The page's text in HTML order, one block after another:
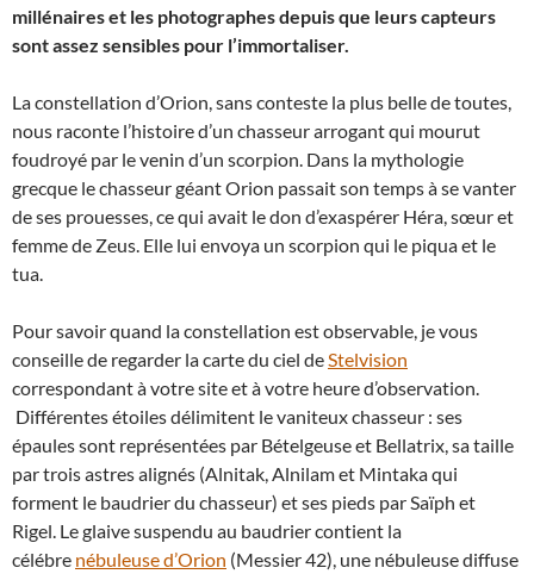
millénaires et les photographes depuis que leurs capteurs
sont assez sensibles pour l’immortaliser.
La constellation d’Orion, sans conteste la plus belle de toutes,
nous raconte l’histoire d’un chasseur arrogant qui mourut
foudroyé par le venin d’un scorpion. Dans la mythologie
grecque le chasseur géant Orion passait son temps à se vanter
de ses prouesses, ce qui avait le don d’exaspérer Héra, sœur et
femme de Zeus. Elle lui envoya un scorpion qui le piqua et le
tua.
Pour savoir quand la constellation est observable, je vous
conseille de regarder la carte du ciel de Stelvision
correspondant à votre site et à votre heure d’observation.
Différentes étoiles délimitent le vaniteux chasseur : ses
épaules sont représentées par Bételgeuse et Bellatrix, sa taille
par trois astres alignés (Alnitak, Alnilam et Mintaka qui
forment le baudrier du chasseur) et ses pieds par Saïph et
Rigel. Le glaive suspendu au baudrier contient la
célébre nébuleuse d’Orion (Messier 42), une nébuleuse diffuse